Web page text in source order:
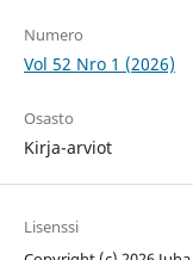
Numero
Vol 52 Nro 1 (2026)
Osasto
Kirja-arviot
Lisenssi